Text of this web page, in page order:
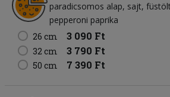
paradicsomos alap sajt
pepperoni paprika
26 cm
3 090 Ft
32 cm 3 790 Ft
50 cm 7 390 Ft